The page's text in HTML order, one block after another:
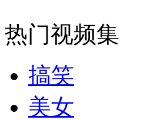
热门视频集
搞笑
美女